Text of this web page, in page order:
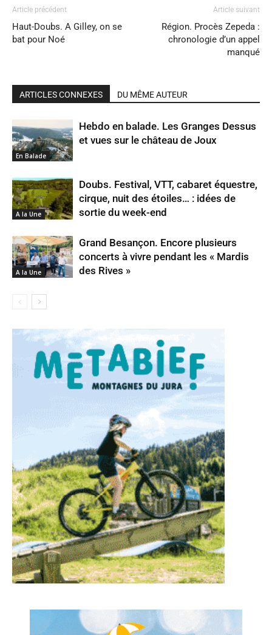
Article précédent
Haut-Doubs. A Gilley, on se
bat pour Noé
Article suivant
Région. Procès Zepeda :
chronologie d’un appel
manqué
ARTICLES CONNEXES DU MÊME AUTEUR
En Balade
Hebdo en balade. Les Granges Dessus
et vues sur le château de Joux
A la Une
Doubs. Festival, VTT, cabaret équestre,
cirque, nuit des étoiles… : idées de
sortie du week-end
A la Une
Grand Besançon. Encore plusieurs
concerts à vivre pendant les « Mardis
des Rives »